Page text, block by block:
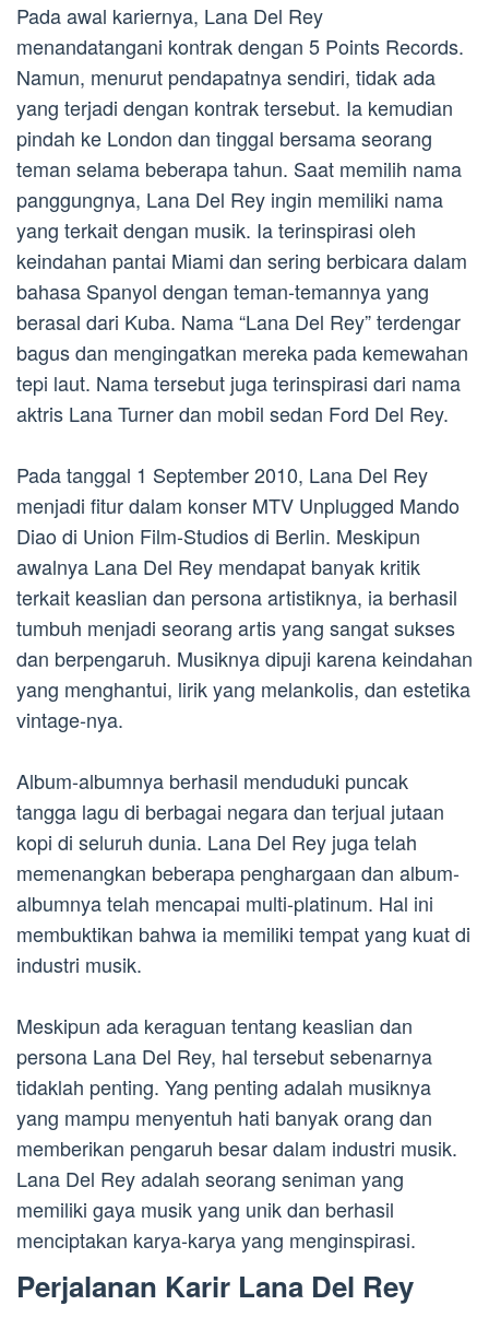
Pada awal kariernya, Lana Del Rey
menandatangani kontrak dengan 5 Points Records.
Namun, menurut pendapatnya sendiri, tidak ada
yang terjadi dengan kontrak tersebut. Ia kemudian
pindah ke London dan tinggal bersama seorang
teman selama beberapa tahun. Saat memilih nama
panggungnya, Lana Del Rey ingin memiliki nama
yang terkait dengan musik. Ia terinspirasi oleh
keindahan pantai Miami dan sering berbicara dalam
bahasa Spanyol dengan teman-temannya yang
berasal dari Kuba. Nama “Lana Del Rey” terdengar
bagus dan mengingatkan mereka pada kemewahan
tepi laut. Nama tersebut juga terinspirasi dari nama
aktris Lana Turner dan mobil sedan Ford Del Rey.
Pada tanggal 1 September 2010, Lana Del Rey
menjadi fitur dalam konser MTV Unplugged Mando
Diao di Union Film-Studios di Berlin. Meskipun
awalnya Lana Del Rey mendapat banyak kritik
terkait keaslian dan persona artistiknya, ia berhasil
tumbuh menjadi seorang artis yang sangat sukses
dan berpengaruh. Musiknya dipuji karena keindahan
yang menghantui, lirik yang melankolis, dan estetika
vintage-nya.
Album-albumnya berhasil menduduki puncak
tangga lagu di berbagai negara dan terjual jutaan
kopi di seluruh dunia. Lana Del Rey juga telah
memenangkan beberapa penghargaan dan album-
albumnya telah mencapai multi-platinum. Hal ini
membuktikan bahwa ia memiliki tempat yang kuat di
industri musik.
Meskipun ada keraguan tentang keaslian dan
persona Lana Del Rey, hal tersebut sebenarnya
tidaklah penting. Yang penting adalah musiknya
yang mampu menyentuh hati banyak orang dan
memberikan pengaruh besar dalam industri musik.
Lana Del Rey adalah seorang seniman yang
memiliki gaya musik yang unik dan berhasil
menciptakan karya-karya yang menginspirasi.
Perjalanan Karir Lana Del Rey